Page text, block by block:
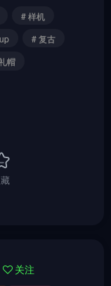
# 样机
# 复古
帽
关注